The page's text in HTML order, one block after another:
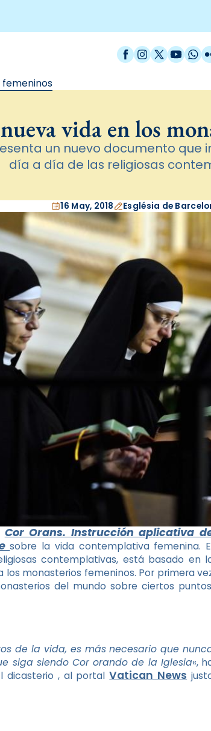
Facebook
Instagram
X / Twitter
femeninos
vida en los
un nuevo documento que
día a día de las religiosas
16 May, 2018 Església de
Cor Orans. Instrucción aplicativa
sobre la vida contemplativa femenina.
contemplativas, está basado en
monasterios femeninos. Por primera
del mundo sobre ciertos
de la vida, es más necesario que
siga siendo Cor orando de la Iglesia«,
dicasterio , al portalVatican News